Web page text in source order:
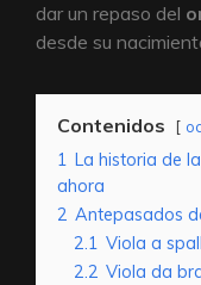
dar un repaso del
desde su
Contenidos
1 La historia de
ahora
2 Antepasados
2.1 Viola a
2.2 Viola da